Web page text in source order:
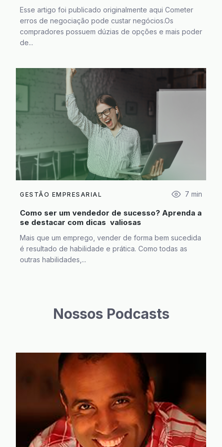
Esse artigo foi publicado originalmente aqui Cometer
erros de negociação pode custar negócios.Os
compradores possuem dúzias de opções e mais poder
de...
GESTÃO EMPRESARIAL 7 min
Como ser um vendedor de sucesso? Aprenda a
se destacar com dicas valiosas
Mais que um emprego, vender de forma bem sucedida
é resultado de habilidade e prática. Como todas as
outras habilidades,...
Nossos Podcasts